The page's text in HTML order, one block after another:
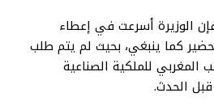
الوزيرة أسرعت في إعطاء
كما ينبغي، بحيث لم يتم طلب
المغربي للملكية الصناعية